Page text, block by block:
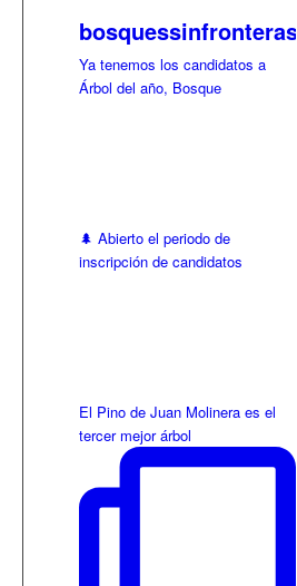
bosquessinfronteras
Ya tenemos los candidatos a
Árbol del año, Bosque
🌲 Abierto el periodo de
inscripción de candidatos
El Pino de Juan Molinera es el
tercer mejor árbol